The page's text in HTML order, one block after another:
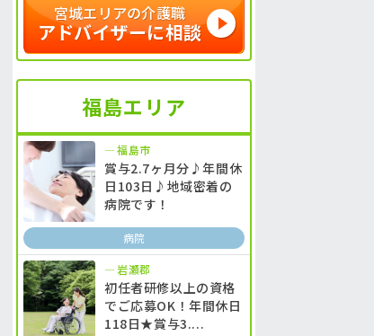
宮城エリアの介護職
アドバイザーに相談
福島エリア
福島市
賞与2.7ヶ月分♪年間休
日103日♪地域密着の
病院です！
病院
岩瀬郡
初任者研修以上の資格
でご応募OK！年間休日
118日★賞与3....